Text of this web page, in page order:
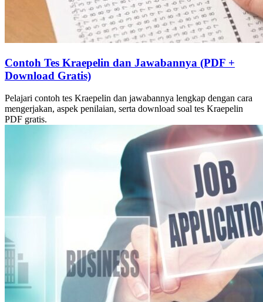
Contoh Tes Kraepelin dan Jawabannya (PDF +
Download Gratis)
Pelajari contoh tes Kraepelin dan jawabannya lengkap dengan cara
mengerjakan, aspek penilaian, serta download soal tes Kraepelin
PDF gratis.